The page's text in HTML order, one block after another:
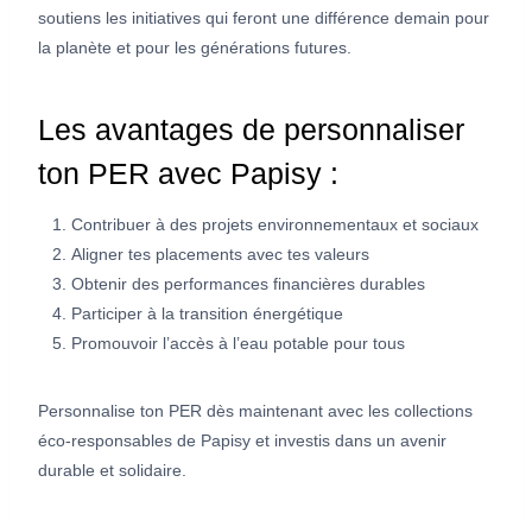
soutiens les initiatives qui feront une différence demain pour
la planète et pour les générations futures.
Les avantages de personnaliser
ton PER avec Papisy :
Contribuer à des projets environnementaux et sociaux
Aligner tes placements avec tes valeurs
Obtenir des performances financières durables
Participer à la transition énergétique
Promouvoir l’accès à l’eau potable pour tous
Personnalise ton PER dès maintenant avec les collections
éco-responsables de Papisy et investis dans un avenir
durable et solidaire.